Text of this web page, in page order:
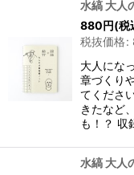
水縞 大人
880円(税
税抜価格:
大人にな
章づくり
てくださ
きたなど
も！？ 収
水縞 大人